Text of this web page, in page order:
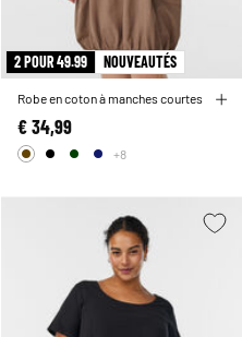
2 POUR 49.99 NOUVEAUTÉS
Robe en coton à manches courtes
€ 34,99
+8